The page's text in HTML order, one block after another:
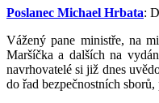
Poslanec Michael Hrbata:
Vážený pane ministře, na
Maršíčka a dalších na
navrhovatelé si již dnes
do řad bezpečnostních